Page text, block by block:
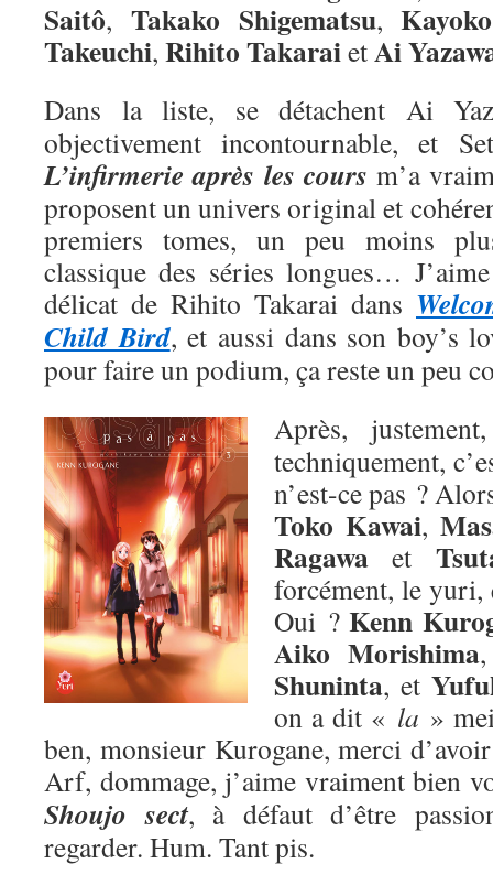
Saitô, Takako Shigematsu,Kayoko
Takeuchi, Rihito TakaraietAi
Dans la liste, se détachent Ai
objectivement incontournable, et
L’infirmerie après les cours m’a
proposent un univers original et
premiers tomes, un peu moins
classique des séries longues…
délicat de Rihito Takarai dans
Child Bird, et aussi dans son boy’s
pour faire un podium, ça reste un peu
Après,
techniquement,
n’est-ce pas ?
Toko Kawai,
Ragawa et
forcément, le yuri,
Oui ?Kenn
Aiko Morishima
Shuninta, et
on a dit « la »
ben, monsieur Kurogane, merci
Arf, dommage, j’aime vraiment bien
Shoujo sect, à défaut d’être
regarder. Hum. Tant pis.